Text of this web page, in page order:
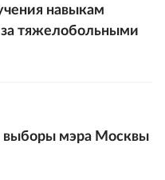
навыкам
за тяжелобольными
выборы мэра Москвы